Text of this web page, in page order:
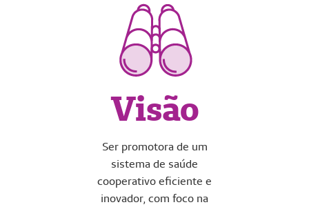
Visão
Ser promotora de um
sistema de saúde
cooperativo eficiente e
inovador, com foco na